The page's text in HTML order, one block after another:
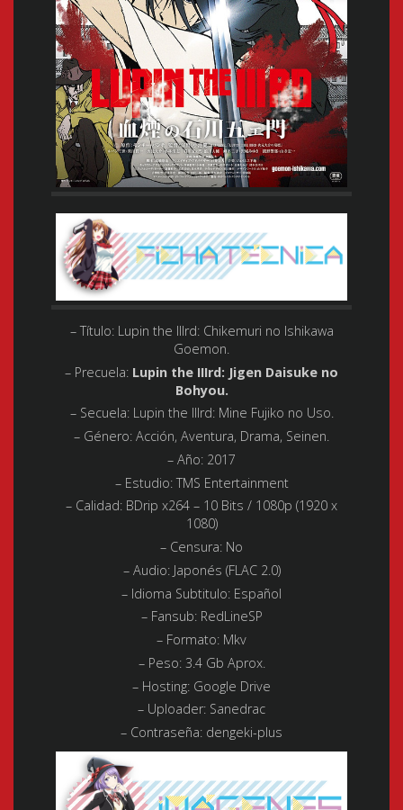
– Título: Lupin the IIIrd: Chikemuri no Ishikawa
Goemon.
– Precuela: Lupin the IIIrd: Jigen Daisuke no
Bohyou.
– Secuela: Lupin the IIIrd: Mine Fujiko no Uso.
– Género: Acción, Aventura, Drama, Seinen.
– Año: 2017
– Estudio:TMS Entertainment
– Calidad: BDrip x264 – 10 Bits / 1080p (1920 x
1080)
– Censura: No
– Audio:Japonés (FLAC 2.0)
– Idioma Subtitulo: Español
– Fansub: RedLineSP
– Formato: Mkv
– Peso: 3.4 Gb Aprox.
– Hosting: Google Drive
– Uploader: Sanedrac
– Contraseña: dengeki-plus